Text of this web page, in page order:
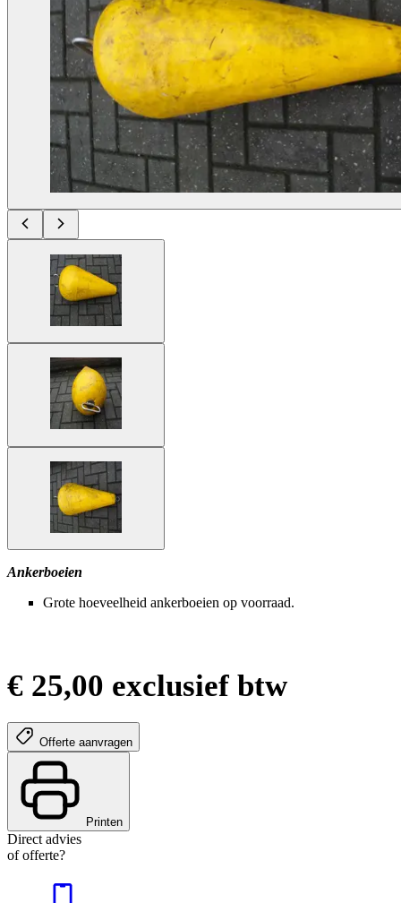
Ankerboeien
Grote hoeveelheid ankerboeien op voorraad.
€ 25,00 exclusief btw
Offerte aanvragen
Printen
Direct advies
of offerte?